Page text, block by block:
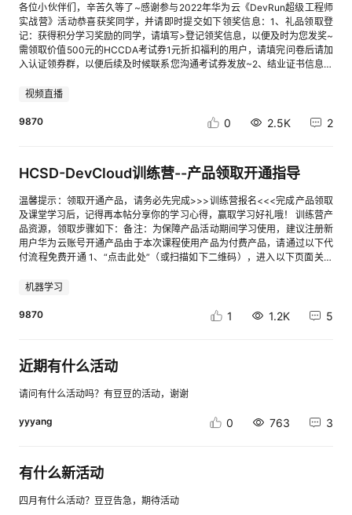
09cdntf20771001xxxxxxxxxxxxxxxxxxxxxxxxxfabcc1hid_a752ys-
1tt1xm61xxxxxxxxxxxxxxxxxxxxxxxxx466f82SeeU_ZHLxxxxxxxxxxxxxxxxx
xxxxxxxx72b573cai_hyxxxxxxxxxxxxxxxxxxxxxxxxxab62f3rockforxmxxxx
xxxxxxxxxxxxxxxxxxxxx057081mickerwxxxxxxxxxxxxxxxxxxxxxxxxxxe57f
37zhenyu_xuxxxxxxxxxxxxxxxxxxxxxxxxx8d7f65wang_chao_jluxxxxxxxx
aadnadian6xxxxxxxxxxxxxxxxxxxxxxxxx70ac95nadian3xxxxxxxxxxxxxxx
655xxxxxxxxxxxxxxxxxxxxxxxxxd0e861hw96458811xxxxxxxxxxxxxxxxxxx
xxxxxxxff0080qingqingjiayuan6xxxxxxxxxxxxxxxxxxxxxxxxxa6fd30kass
on_xxxxxxxxxxxxxxxxxxxxxxxxxa77d82zhangfengshanxxxxxxxxxxxxxxxxx
xxxxxxxx21d33ahalfwayrightxxxxxxxxxxxxxxxxxxxxxxxxxbe2e06xj12014
1121xxxxxxxxxxxxxxxxxxxxxxxxxcc113dhid_95cws3_lfyqo1jexxxxxxxxxxx
xxxxxxxxxxxxxx78be68hw207268xxxxxxxxxxxxxxxxxxxxxxxxx6cdfc7hw1
47209xxxxxxxxxxxxxxxxxxxxxxxxxf65e6bhw085989xxxxxxxxxxxxxxxxxxx
xxxxxx90d7b0hw814608xxxxxxxxxxxxxxxxxxxxxxxxx32b6d7hw596309x
xxxx6b5577sunxiaobeixxxxxxxxxxxxxxxxxxxxxxxxx29381fBurglar_Catxxx
x91690dljx_010290xxxxxxxxxxxxxxxxxxxxxxxxxe43c3asuifeng1324xxxx
xxxxxxxxxxxxxxxxxxxxxc6d950adminmallxxxxxxxxxxxxxxxxxxxxxxxxx50f
czhangdoudouxxxxxxxxxxxxxxxxxxxxxxxxx76ff8bhid_sg9r7wqof245gwe
xxfd4204Archivexxxxxxxxxxxxxxxxxxxxxxxxx4f7856hw_0086136115163
xxxxx6fad1dhw98604883xxxxxxxxxxxxxxxxxxxxxxxxx96f1f4hid__y9lizo9
imalsxxxxxxxxxxxxxxxxxxxxxxxxx4390eczzzilixxxxxxxxxxxxxxxxxxxxxxxx
xb862efnadian2xxxxxxxxxxxxxxxxxxxxxxxxx5d41e1lltd99xxxxxxxxxxxxxx
xxxxxxxxxxxb8bed7madqfrogxxxxxxxxxxxxxxxxxxxxxxxxxefd5adlinghz66
6xxxxxxxxxxxxxxxxxxxxxxxxx152d24cl4690xxxxxxxxxxxxxxxxxxxxxxxxxd
各位小伙伴们，辛苦久等了~感谢参与2022年华为云《DevRun超级工程师
实战营》活动恭喜获奖同学，并请即时提交如下领奖信息：1、礼品领取登
记：获得积分学习奖励的同学，请填写>登记领奖信息，以便及时为您发奖~
需领取价值500元的HCCDA考试券1元折扣福利的用户，请填完问卷后请加
入认证领券群，以便后续及时候联系您沟通考试券发放~2、结业证书信息登
证书，需领取实战营结业证书的同学请补充填写>，以便为您准确发证补充
寄发放，需将您的邮寄信息：姓名、电话、邮寄地址同步给IDCF社区进行发
（7月14日7月21日） 积分学习中奖名单：学习排名获奖公告公示期持续6
天（7月21日—7月28日）在公示期内，若对获奖作品存有异议请反馈至楼
日内完成快递发放。 没有中奖的小伙伴也不要气馁~后续平台会有更多精彩
活动！ 《DevRun超级工程师实战营》活动系列课程还可继续学习哦~如有
发奖疑问，请联系活动小助手微信：HCCDA考试券领券沟通群：
视频直播
9870 0 2.5K 2
HCSD-DevCloud训练营--产品领取开通指导
温馨提示：领取开通产品，请务必先完成>>>训练营报名<<<完成产品领取
及课堂学习后，记得再本帖分享你的学习心得，赢取学习好礼哦！ 训练营产
品资源，领取步骤如下：备注：为保障产品活动期间学习使用，建议注册新
用户华为云账号开通产品由于本次课程使用产品为付费产品，请通过以下代
付流程免费开通 1、“点击此处”（或扫描如下二维码），进入以下页面关联
注册或华为云账号的同学点击注册并关联现下图即为关联成功3、 “点击此
自动续费，点击下一步进入购买页面，（注意：同学们先要进行实名认证才
买成功了~伙伴购买完成后，会有短信通知，注意查收开通信息及时查看已
开通套餐，即可使用产品参与课堂学习实践啦~
机器学习
9870 1 1.2K 5
近期有什么活动
请问有什么活动吗？有豆豆的活动，谢谢
yyyang 0 763 3
有什么新活动
四月有什么活动？豆豆告急，期待活动